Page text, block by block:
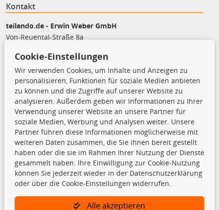
Kontakt
teilando.de - Erwin Weber GmbH
Von-Reuental-Straße 8a
+49 (0) 8165 / 5093200
shop@teilando.de
Top Produkte
Beleuchtung
Bremsbeläge
Bremsscheiben
Kupplungssatz
Querlenker
Radlager
Stoßdämpfer
TecDoc Inside
Cookie-Einstellungen
Wir verwenden Cookies, um Inhalte und Anzeigen zu
personalisieren, Funktionen für soziale Medien anbieten
zu können und die Zugriffe auf unserer Website zu
analysieren. Außerdem geben wir Informationen zu Ihrer
Verwendung unserer Website an unsere Partner für
soziale Medien, Werbung und Analysen weiter. Unsere
Partner führen diese Informationen möglicherweise mit
weiteren Daten zusammen, die Sie ihnen bereit gestellt
haben oder die sie im Rahmen Ihrer Nutzung der Dienste
gesammelt haben. Ihre Einwilligung zur Cookie-Nutzung
können Sie jederzeit wieder in der Datenschutzerklärung
oder über die Cookie-Einstellungen widerrufen.
Alle akzeptieren